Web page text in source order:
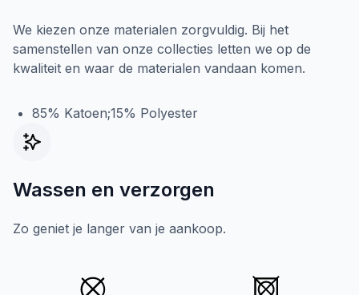
We kiezen onze materialen zorgvuldig. Bij het
samenstellen van onze collecties letten we op de
kwaliteit en waar de materialen vandaan komen.
85% Katoen;15% Polyester
Wassen en verzorgen
Zo geniet je langer van je aankoop.